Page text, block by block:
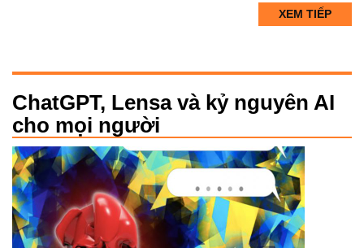
XEM TIẾP
ChatGPT, Lensa và kỷ nguyên AI
cho mọi người